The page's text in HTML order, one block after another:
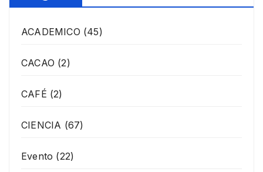
ACADEMICO (45)
CACAO (2)
CAFÉ (2)
CIENCIA (67)
Evento (22)